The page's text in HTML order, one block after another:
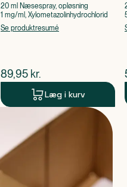
20 ml Næsespray, opløsning
1 mg/ml, Xylometazolinhydrochlorid
Se produktresumé
$nuværende pris
89,95 kr.
Læg i kurv